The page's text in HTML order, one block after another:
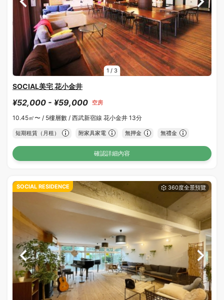
1 / 3
SOCIAL美宅 花小金井
¥52,000 - ¥59,000 空房
10.45㎡〜 / 5樓層數 / 西武新宿線 花小金井 13分
短期租賃（月租） 附家具家電 無押金 無禮金
確認詳細內容
SOCIAL RESIDENCE